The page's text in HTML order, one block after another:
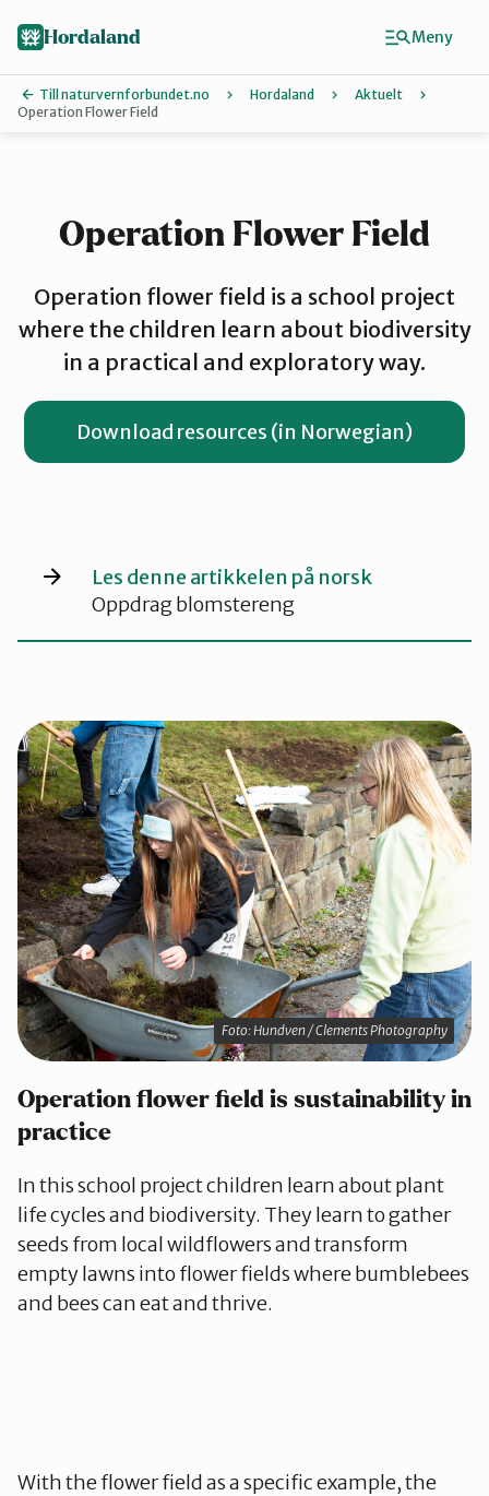
Bergen
Bjørnafjorden
Hardanger
Nordhordland
Stord
Vaksdal
Voss Naturvernlag
Hordaland
Till naturvernforbundet.no Hordaland
Aktuelt
Operation Flower Field
Operation Flower Field
Operation flower field is a school project
where the children learn about biodiversity
in a practical and exploratory way.
Download resources (in Norwegian)
Les denne artikkelen på norsk
Oppdrag blomstereng
Foto: Hundven / Clements Photography
Operation flower field is sustainability in
practice
In this school project children learn about plant
life cycles and biodiversity. They learn to gather
seeds from local wildflowers and transform
empty lawns into flower fields where bumblebees
and bees can eat and thrive.
With the flower field as a specific example, the